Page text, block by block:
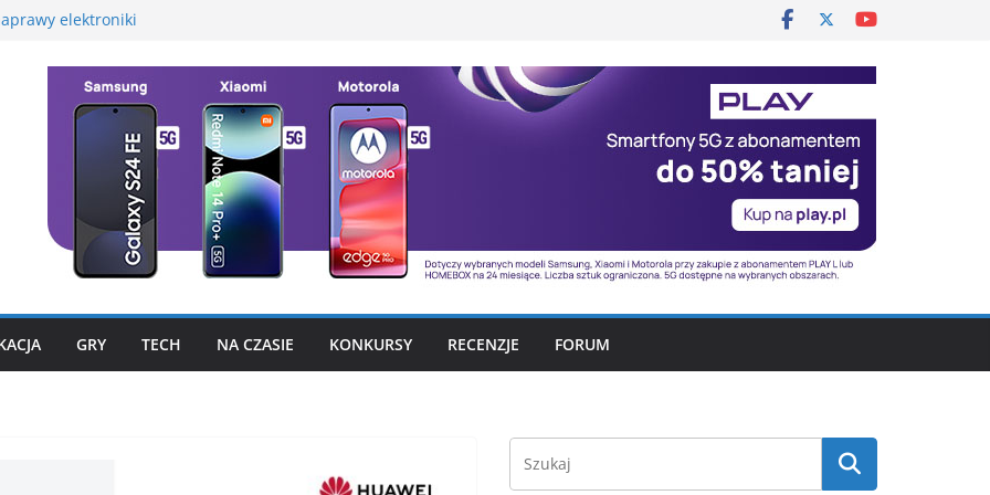
elektroniki
Huawei
2 – test, recenzja
fotograficznego
to już nie problem
GRY TECH NA CZASIE KONKURSY RECENZJE FORUM